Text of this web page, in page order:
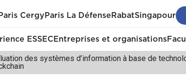
Paris Cergy Paris La Défense RabatSingapour
ESSEC Entreprises et organisations
des systèmes d’information à base de